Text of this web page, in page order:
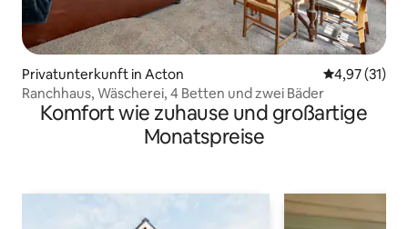
Privatunterkunft in Acton
4,97 (31)
Ranchhaus, Wäscherei, 4 Betten und zwei Bäder
Komfort wie zuhause und großartige
Monatspreise